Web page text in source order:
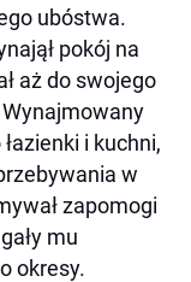
ubóstwa.
pokój na
aż do swojego
i kuchni,
w
zapomogi
mu
okresy.